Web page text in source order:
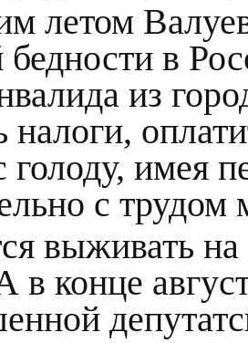
летом
в
из
налоги,
голоду, имея
с
выживать
в конце